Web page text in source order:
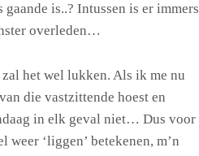
is..? Intussen is er immers
overleden…
het wel lukken. Als ik me nu
die vastzittende hoest en
in elk geval niet… Dus voor
weer ‘liggen’ betekenen, m’n